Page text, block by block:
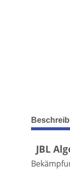
weitere
JBL